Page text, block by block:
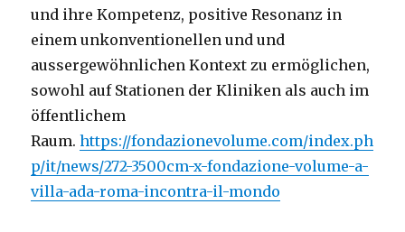
und ihre Kompetenz, positive Resonanz in
einem unkonventionellen und und
aussergewöhnlichen Kontext zu ermöglichen,
sowohl auf Stationen der Kliniken als auch im
öffentlichem
Raum.https://fondazionevolume.com/index.ph
p/it/news/272-3500cm-x-fondazione-volume-a-
villa-ada-roma-incontra-il-mondo